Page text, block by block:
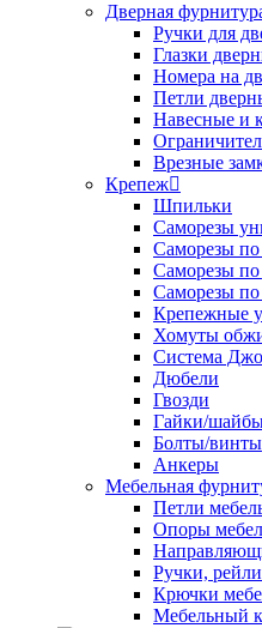
Дверная
Ручки для
Глазки
Номера на
Петли
Навесные и
Врезные
Крепеж
Шпильки
Саморезы
Саморезы по
Саморезы по
Саморезы по
Крепежные
Хомуты
Система
Дюбели
Гвозди
Гайки/
Болты/винты
Анкеры
Мебельная
Петли
Опоры
Ручки,
Крючки
Мебельный